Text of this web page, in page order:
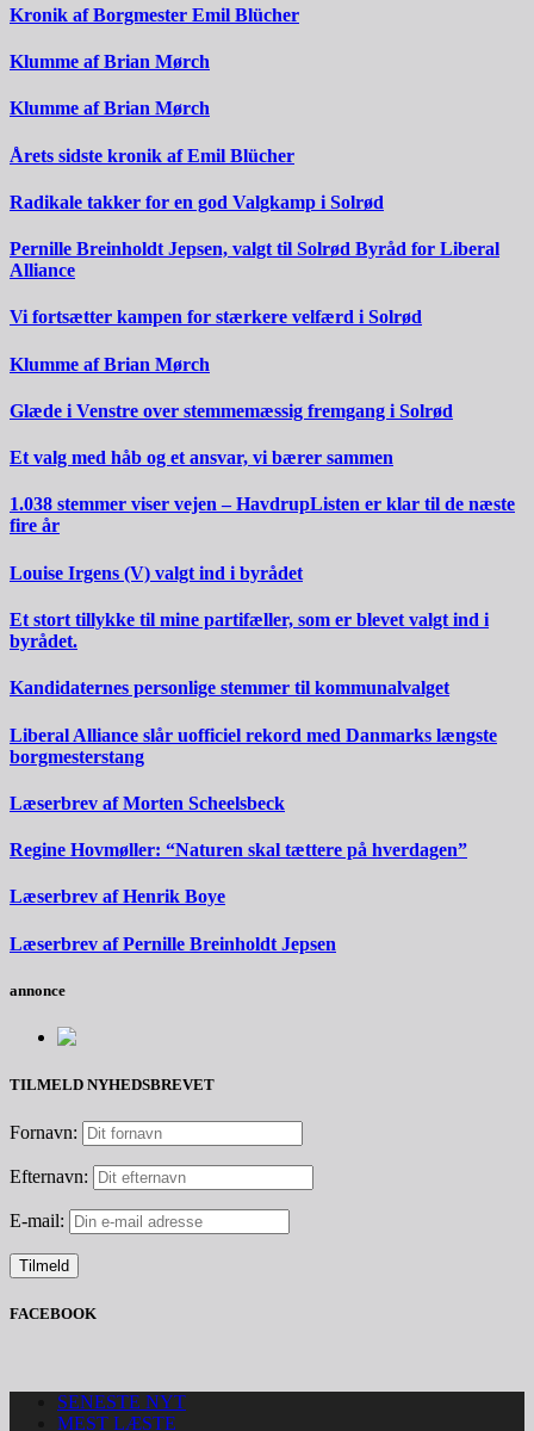
Kronik af Borgmester Emil Blücher
Klumme af Brian Mørch
Klumme af Brian Mørch
Årets sidste kronik af Emil Blücher
Radikale takker for en god Valgkamp i Solrød
Pernille Breinholdt Jepsen, valgt til Solrød Byråd for Liberal
Alliance
Vi fortsætter kampen for stærkere velfærd i Solrød
Klumme af Brian Mørch
Glæde i Venstre over stemmemæssig fremgang i Solrød
Et valg med håb og et ansvar, vi bærer sammen
1.038 stemmer viser vejen – HavdrupListen er klar til de næste
fire år
Louise Irgens (V) valgt ind i byrådet
Et stort tillykke til mine partifæller, som er blevet valgt ind i
byrådet.
Kandidaternes personlige stemmer til kommunalvalget
Liberal Alliance slår uofficiel rekord med Danmarks længste
borgmesterstang
Læserbrev af Morten Scheelsbeck
Regine Hovmøller: “Naturen skal tættere på hverdagen”
Læserbrev af Henrik Boye
Læserbrev af Pernille Breinholdt Jepsen
annonce
TILMELD NYHEDSBREVET
Fornavn:
Efternavn:
E-mail:
FACEBOOK
SENESTE NYT
MEST LÆSTE